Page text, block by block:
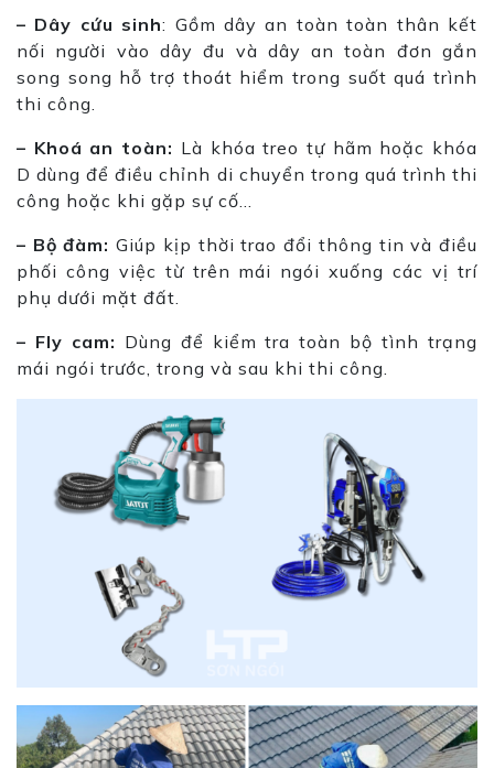
– Dây cứu sinh: Gồm dây an toàn toàn thân kết
nối người vào dây đu và dây an toàn đơn gắn
song song hỗ trợ thoát hiểm trong suốt quá trình
thi công.
– Khoá an toàn: Là khóa treo tự hãm hoặc khóa
D dùng để điều chỉnh di chuyển trong quá trình thi
công hoặc khi gặp sự cố…
– Bộ đàm: Giúp kịp thời trao đổi thông tin và điều
phối công việc từ trên mái ngói xuống các vị trí
phụ dưới mặt đất.
– Fly cam: Dùng để kiểm tra toàn bộ tình trạng
mái ngói trước, trong và sau khi thi công.